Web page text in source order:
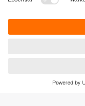
Détecteur pour